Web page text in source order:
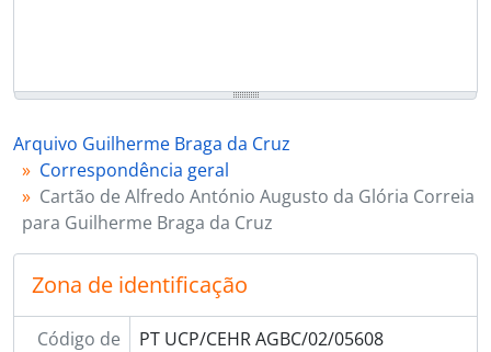
Arquivo Guilherme Braga da Cruz
Correspondência geral
Cartão de Alfredo António Augusto da Glória Correia
para Guilherme Braga da Cruz
Zona de identificação
Código de
PT UCP/CEHR AGBC/02/05608